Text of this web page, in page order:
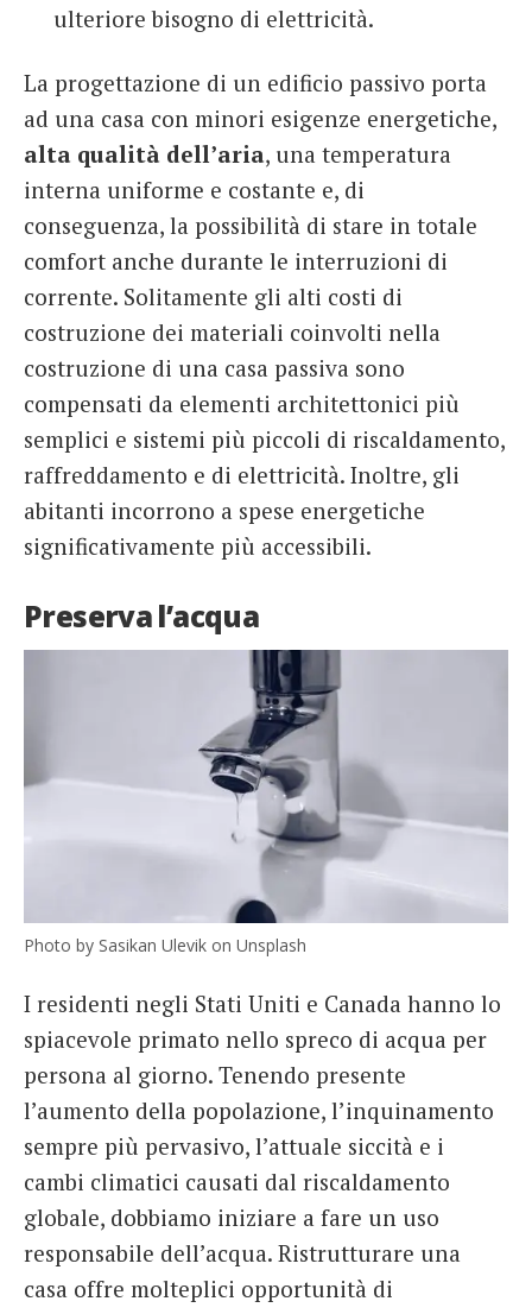
ulteriore bisogno di elettricità.
La progettazione di un edificio passivo porta
ad una casa con minori esigenze energetiche,
alta qualità dell’aria, una temperatura
interna uniforme e costante e, di
conseguenza, la possibilità di stare in totale
comfort anche durante le interruzioni di
corrente. Solitamente gli alti costi di
costruzione dei materiali coinvolti nella
costruzione di una casa passiva sono
compensati da elementi architettonici più
semplici e sistemi più piccoli di riscaldamento,
raffreddamento e di elettricità. Inoltre, gli
abitanti incorrono a spese energetiche
significativamente più accessibili.
Preserva l’acqua
Photo by Sasikan Ulevik on Unsplash
I residenti negli Stati Uniti e Canada hanno lo
spiacevole primato nello spreco di acqua per
persona al giorno. Tenendo presente
l’aumento della popolazione, l’inquinamento
sempre più pervasivo, l’attuale siccità e i
cambi climatici causati dal riscaldamento
globale, dobbiamo iniziare a fare un uso
responsabile dell’acqua. Ristrutturare una
casa offre molteplici opportunità di